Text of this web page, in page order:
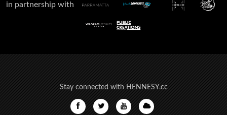
in partnership with
Stay connected with HENNESY.cc